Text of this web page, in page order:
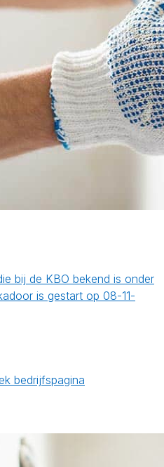
bij de KBO bekend is onder
is gestart op 08-11-
bedrijfspagina